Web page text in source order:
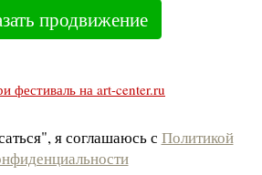
продвижение
я соглашаюсь с Политикой